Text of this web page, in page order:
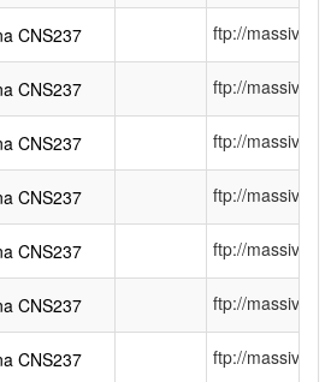
CNS237 ftp://
CNS237 ftp://
CNS237 ftp://
CNS237 ftp://
CNS237 ftp://
CNS237 ftp://
CNS237 ftp://